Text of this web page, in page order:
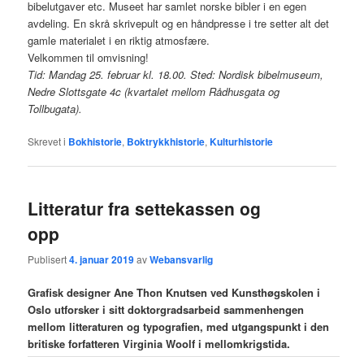
bibelutgaver etc. Museet har samlet norske bibler i en egen
avdeling. En skrå skrivepult og en håndpresse i tre setter alt det
gamle materialet i en riktig atmosfære.
Velkommen til omvisning!
Tid: Mandag 25. februar kl. 18.00. Sted: Nordisk bibelmuseum,
Nedre Slottsgate 4c (kvartalet mellom Rådhusgata og
Tollbugata).
Skrevet i Bokhistorie, Boktrykkhistorie,Kulturhistorie
Litteratur fra settekassen og
opp
Publisert4. januar 2019avWebansvarlig
Grafisk designer Ane Thon Knutsen ved Kunsthøgskolen i
Oslo utforsker i sitt doktorgradsarbeid sammenhengen
mellom litteraturen og typografien, med utgangspunkt i den
britiske forfatteren Virginia Woolf i mellomkrigstida.